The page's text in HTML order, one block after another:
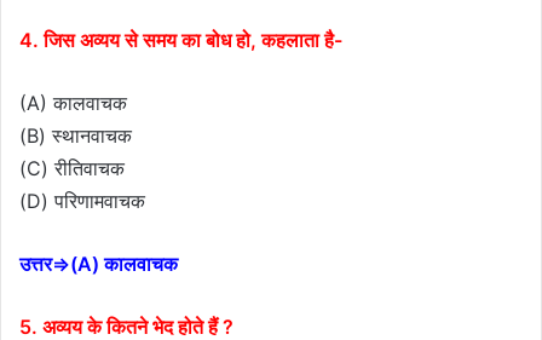
4. जिस अव्यय से समय का बोध हो, कहलाता है-
(A) कालवाचक
(B) स्थानवाचक
(C) रीतिवाचक
(D) परिणामवाचक
उत्तर⇒(A) कालवाचक
5. अव्यय के कितने भेद होते हैं ?